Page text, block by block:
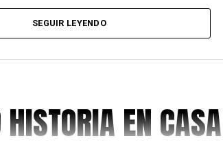
SEGUIR LEYENDO
EN CASA